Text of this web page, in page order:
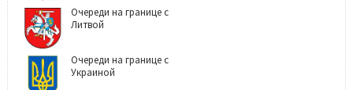
Очереди на границе с
Литвой
Очереди на границе с
Украиной